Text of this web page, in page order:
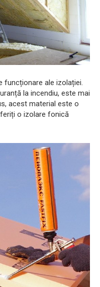
funcționare ale izolației.
la incendiu, este mai
acest material este o
o izolare fonică